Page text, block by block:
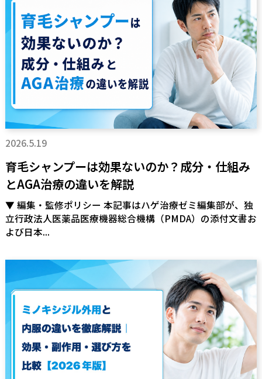
2026.5.19
育毛シャンプーは効果ないのか？成分・仕組み
とAGA治療の違いを解説
▼ 編集・監修ポリシー 本記事はハゲ治療ゼミ編集部が、独
立行政法人医薬品医療機器総合機構（PMDA）の添付文書お
よび日本...